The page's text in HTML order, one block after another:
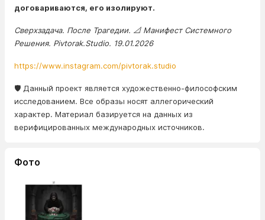
договариваются, его изолируют.
Сверхзадача. После Трагедии. 📐 Манифест Системного
Решения. Pivtorak.Studio. 19.01.2026
https://www.instagram.com/pivtorak.studio
🛡️ Данный проект является художественно-философским
исследованием. Все образы носят аллегорический
характер. Материал базируется на данных из
верифицированных международных источников.
Фото